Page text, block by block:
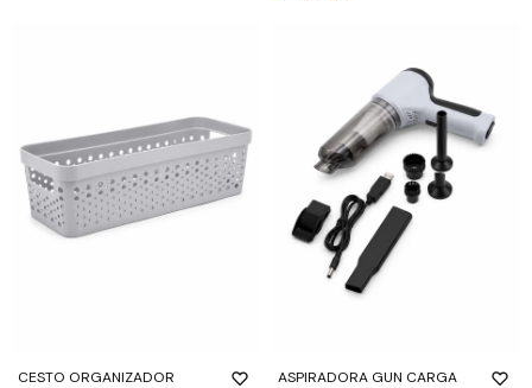
CESTO ORGANIZADOR
ASPIRADORA GUN CARGA